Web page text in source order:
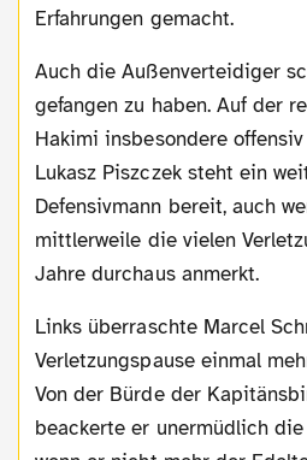
Erfahrungen gemacht.
Auch die Außenverteidiger scheinen sich wieder
gefangen zu haben. Auf der
Hakimi insbesondere
Lukasz Piszczek steht ein
Defensivmann bereit, auch
mittlerweile die vielen
Jahre durchaus anmerkt.
Links überraschte Marcel Schmelzer bis zu seiner
Verletzungspause einmal
Von der Bürde der
beackerte er unermüdlich